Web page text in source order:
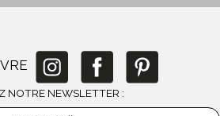
NOTRE NEWSLETTER :